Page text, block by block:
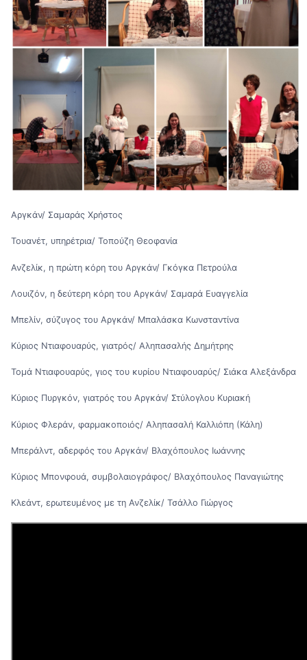
Αργκάν/ Σαμαράς Χρήστος
Τουανέτ, υπηρέτρια/ Τοπούζη Θεοφανία
Ανζελίκ, η πρώτη κόρη του Αργκάν/ Γκόγκα Πετρούλα
Λουιζόν, η δεύτερη κόρη του Αργκάν/ Σαμαρά Ευαγγελία
Μπελίν, σύζυγος του Αργκάν/ Μπαλάσκα Κωνσταντίνα
Κύριος Ντιαφουαρύς, γιατρός/ Αληπασαλής Δημήτρης
Τομά Ντιαφουαρύς, γιος του κυρίου Ντιαφουαρύς/ Σιάκα Αλεξάνδρα
Κύριος Πυργκόν, γιατρός του Αργκάν/ Στύλογλου Κυριακή
Κύριος Φλεράν, φαρμακοποιός/ Αληπασαλή Καλλιόπη (Κάλη)
Μπεράλντ, αδερφός του Αργκάν/ Βλαχόπουλος Ιωάννης
Κύριος Μπονφουά, συμβολαιογράφος/ Βλαχόπουλος Παναγιώτης
Κλεάντ, ερωτευμένος με τη Ανζελίκ/ Τσάλλο Γιώργος